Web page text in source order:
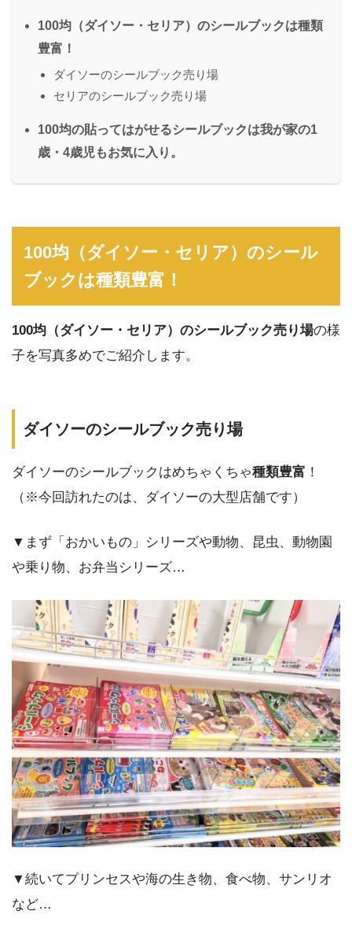
100均（ダイソー・セリア）のシールブックは種類
豊富！
ダイソーのシールブック売り場
セリアのシールブック売り場
100均の貼ってはがせるシールブックは我が家の1
歳・4歳児もお気に入り。
100均（ダイソー・セリア）のシール
ブックは種類豊富！
100均（ダイソー・セリア）のシールブック売り場の様
子を写真多めでご紹介します。
ダイソーのシールブック売り場
ダイソーのシールブックはめちゃくちゃ種類豊富 ！
（※今回訪れたのは、ダイソーの大型店舗です）
▼まず「おかいもの」シリーズや動物、昆虫、動物園
や乗り物、お弁当シリーズ…
▼続いてプリンセスや海の生き物、食べ物、サンリオ
など…